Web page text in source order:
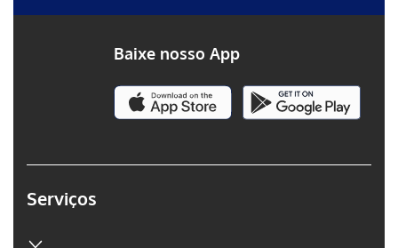
Serviços
Baixe nosso App